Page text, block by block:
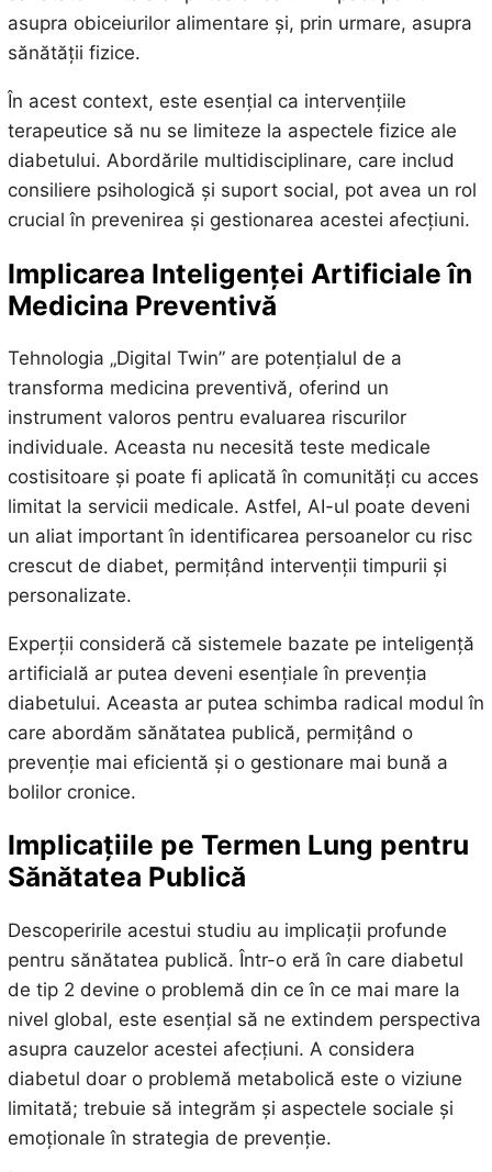
asupra obiceiurilor alimentare și, prin urmare, asupra
sănătății fizice.
În acest context, este esențial ca intervențiile
terapeutice să nu se limiteze la aspectele fizice ale
diabetului. Abordările multidisciplinare, care includ
consiliere psihologică și suport social, pot avea un rol
crucial în prevenirea și gestionarea acestei afecțiuni.
Implicarea Inteligenței Artificiale în
Medicina Preventivă
Tehnologia „Digital Twin” are potențialul de a
transforma medicina preventivă, oferind un
instrument valoros pentru evaluarea riscurilor
individuale. Aceasta nu necesită teste medicale
costisitoare și poate fi aplicată în comunități cu acces
limitat la servicii medicale. Astfel, AI-ul poate deveni
un aliat important în identificarea persoanelor cu risc
crescut de diabet, permițând intervenții timpurii și
personalizate.
Experții consideră că sistemele bazate pe inteligență
artificială ar putea deveni esențiale în prevenția
diabetului. Aceasta ar putea schimba radical modul în
care abordăm sănătatea publică, permițând o
prevenție mai eficientă și o gestionare mai bună a
bolilor cronice.
Implicațiile pe Termen Lung pentru
Sănătatea Publică
Descoperirile acestui studiu au implicații profunde
pentru sănătatea publică. Într-o eră în care diabetul
de tip 2 devine o problemă din ce în ce mai mare la
nivel global, este esențial să ne extindem perspectiva
asupra cauzelor acestei afecțiuni. A considera
diabetul doar o problemă metabolică este o viziune
limitată; trebuie să integrăm și aspectele sociale și
emoționale în strategia de prevenție.